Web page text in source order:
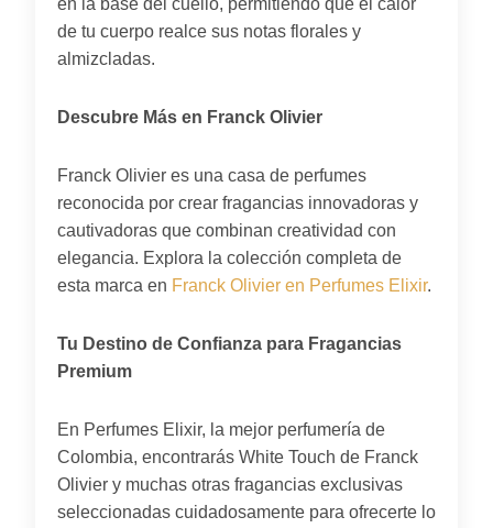
de tu cuerpo realce sus notas florales y
almizcladas.
Descubre Más en Franck Olivier
Franck Olivier es una casa de perfumes
reconocida por crear fragancias innovadoras y
cautivadoras que combinan creatividad con
elegancia. Explora la colección completa de
esta marca en Franck Olivier en Perfumes Elixir.
Tu Destino de Confianza para Fragancias
Premium
En Perfumes Elixir, la mejor perfumería de
Colombia, encontrarás White Touch de Franck
Olivier y muchas otras fragancias exclusivas
seleccionadas cuidadosamente para ofrecerte lo